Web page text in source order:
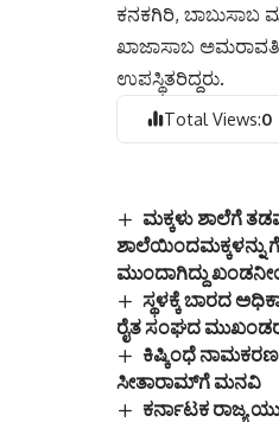
ಕನಕಗಿರಿ,
ಖಾಜಾಸಾಬ ಅಮರಾವತಿ
ಉಪಸ್ಥಿತರಿದ್ದರು.
Total Views:0
ಮಕ್ಕಳು ಶಾಲೆಗೆ
ಶಾಲೆಯಿಂದಮಕ್ಕಳನ್ನು
ಮುಂದಾಗಿದ್ದು
ಸ್ಥಳಕ್ಕೆ ಬಾರದ
ರೈತ ಸಂಘದ
ಕಿಷ್ಕಿಂಧೆ
ಸೀತಾರಾಮ್‌ಗೆ ಮನವಿ
ಕರ್ನಾಟಕ ರಾಜ್ಯ